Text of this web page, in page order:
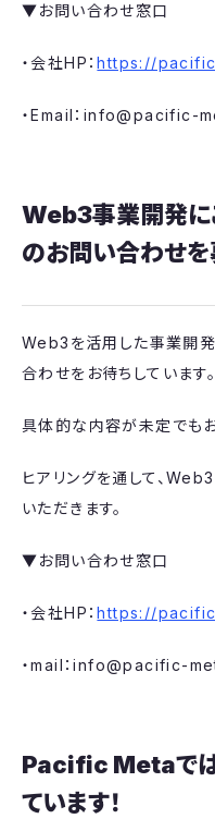
▼お問い合わせ窓口
・会社HP：https://
・Email：info@pacific-
Web3事業開発に
のお問い合わせ
Web3を活用した事業開
合わせをお待ちしています。
具体的な内容が未定でも
ヒアリングを通して、
いただきます。
▼お問い合わせ窓口
・会社HP：https://
・mail：info@pacific-
Pacific Metaでは
ています！